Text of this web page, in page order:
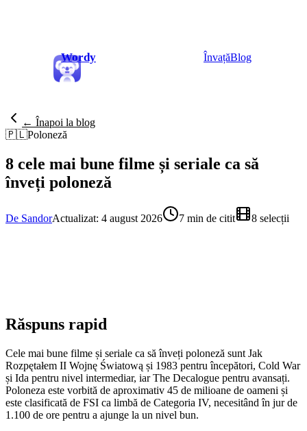
Wordy ÎnvațăBlog
← Înapoi la blog
🇵🇱Poloneză
8 cele mai bune filme și seriale ca să
înveți poloneză
De SandorActualizat: 4 august 2026 7 min de citit 8 selecții
Răspuns rapid
Cele mai bune filme și seriale ca să înveți poloneză sunt Jak
Rozpętałem II Wojnę Światową și 1983 pentru începători, Cold War
și Ida pentru nivel intermediar, iar The Decalogue pentru avansați.
Poloneza este vorbită de aproximativ 45 de milioane de oameni și
este clasificată de FSI ca limbă de Categoria IV, necesitând în jur de
1.100 de ore pentru a ajunge la un nivel bun.